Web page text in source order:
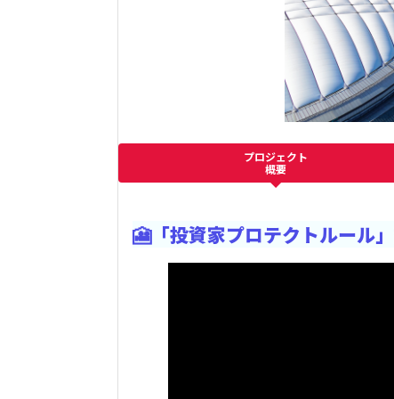
プロジェクト
概要
🎦「投資家プロテクトルール